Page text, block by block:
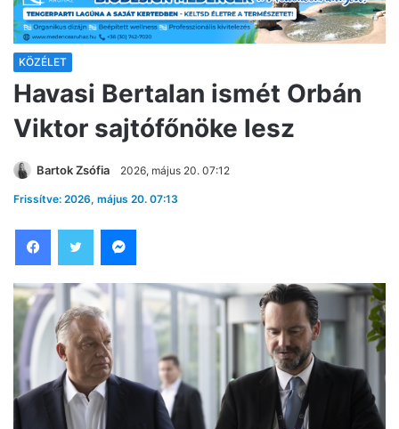
KÖZÉLET
Havasi Bertalan ismét Orbán
Viktor sajtófőnöke lesz
Bartok Zsófia 2026, május 20. 07:12
Frissítve: 2026, május 20. 07:13